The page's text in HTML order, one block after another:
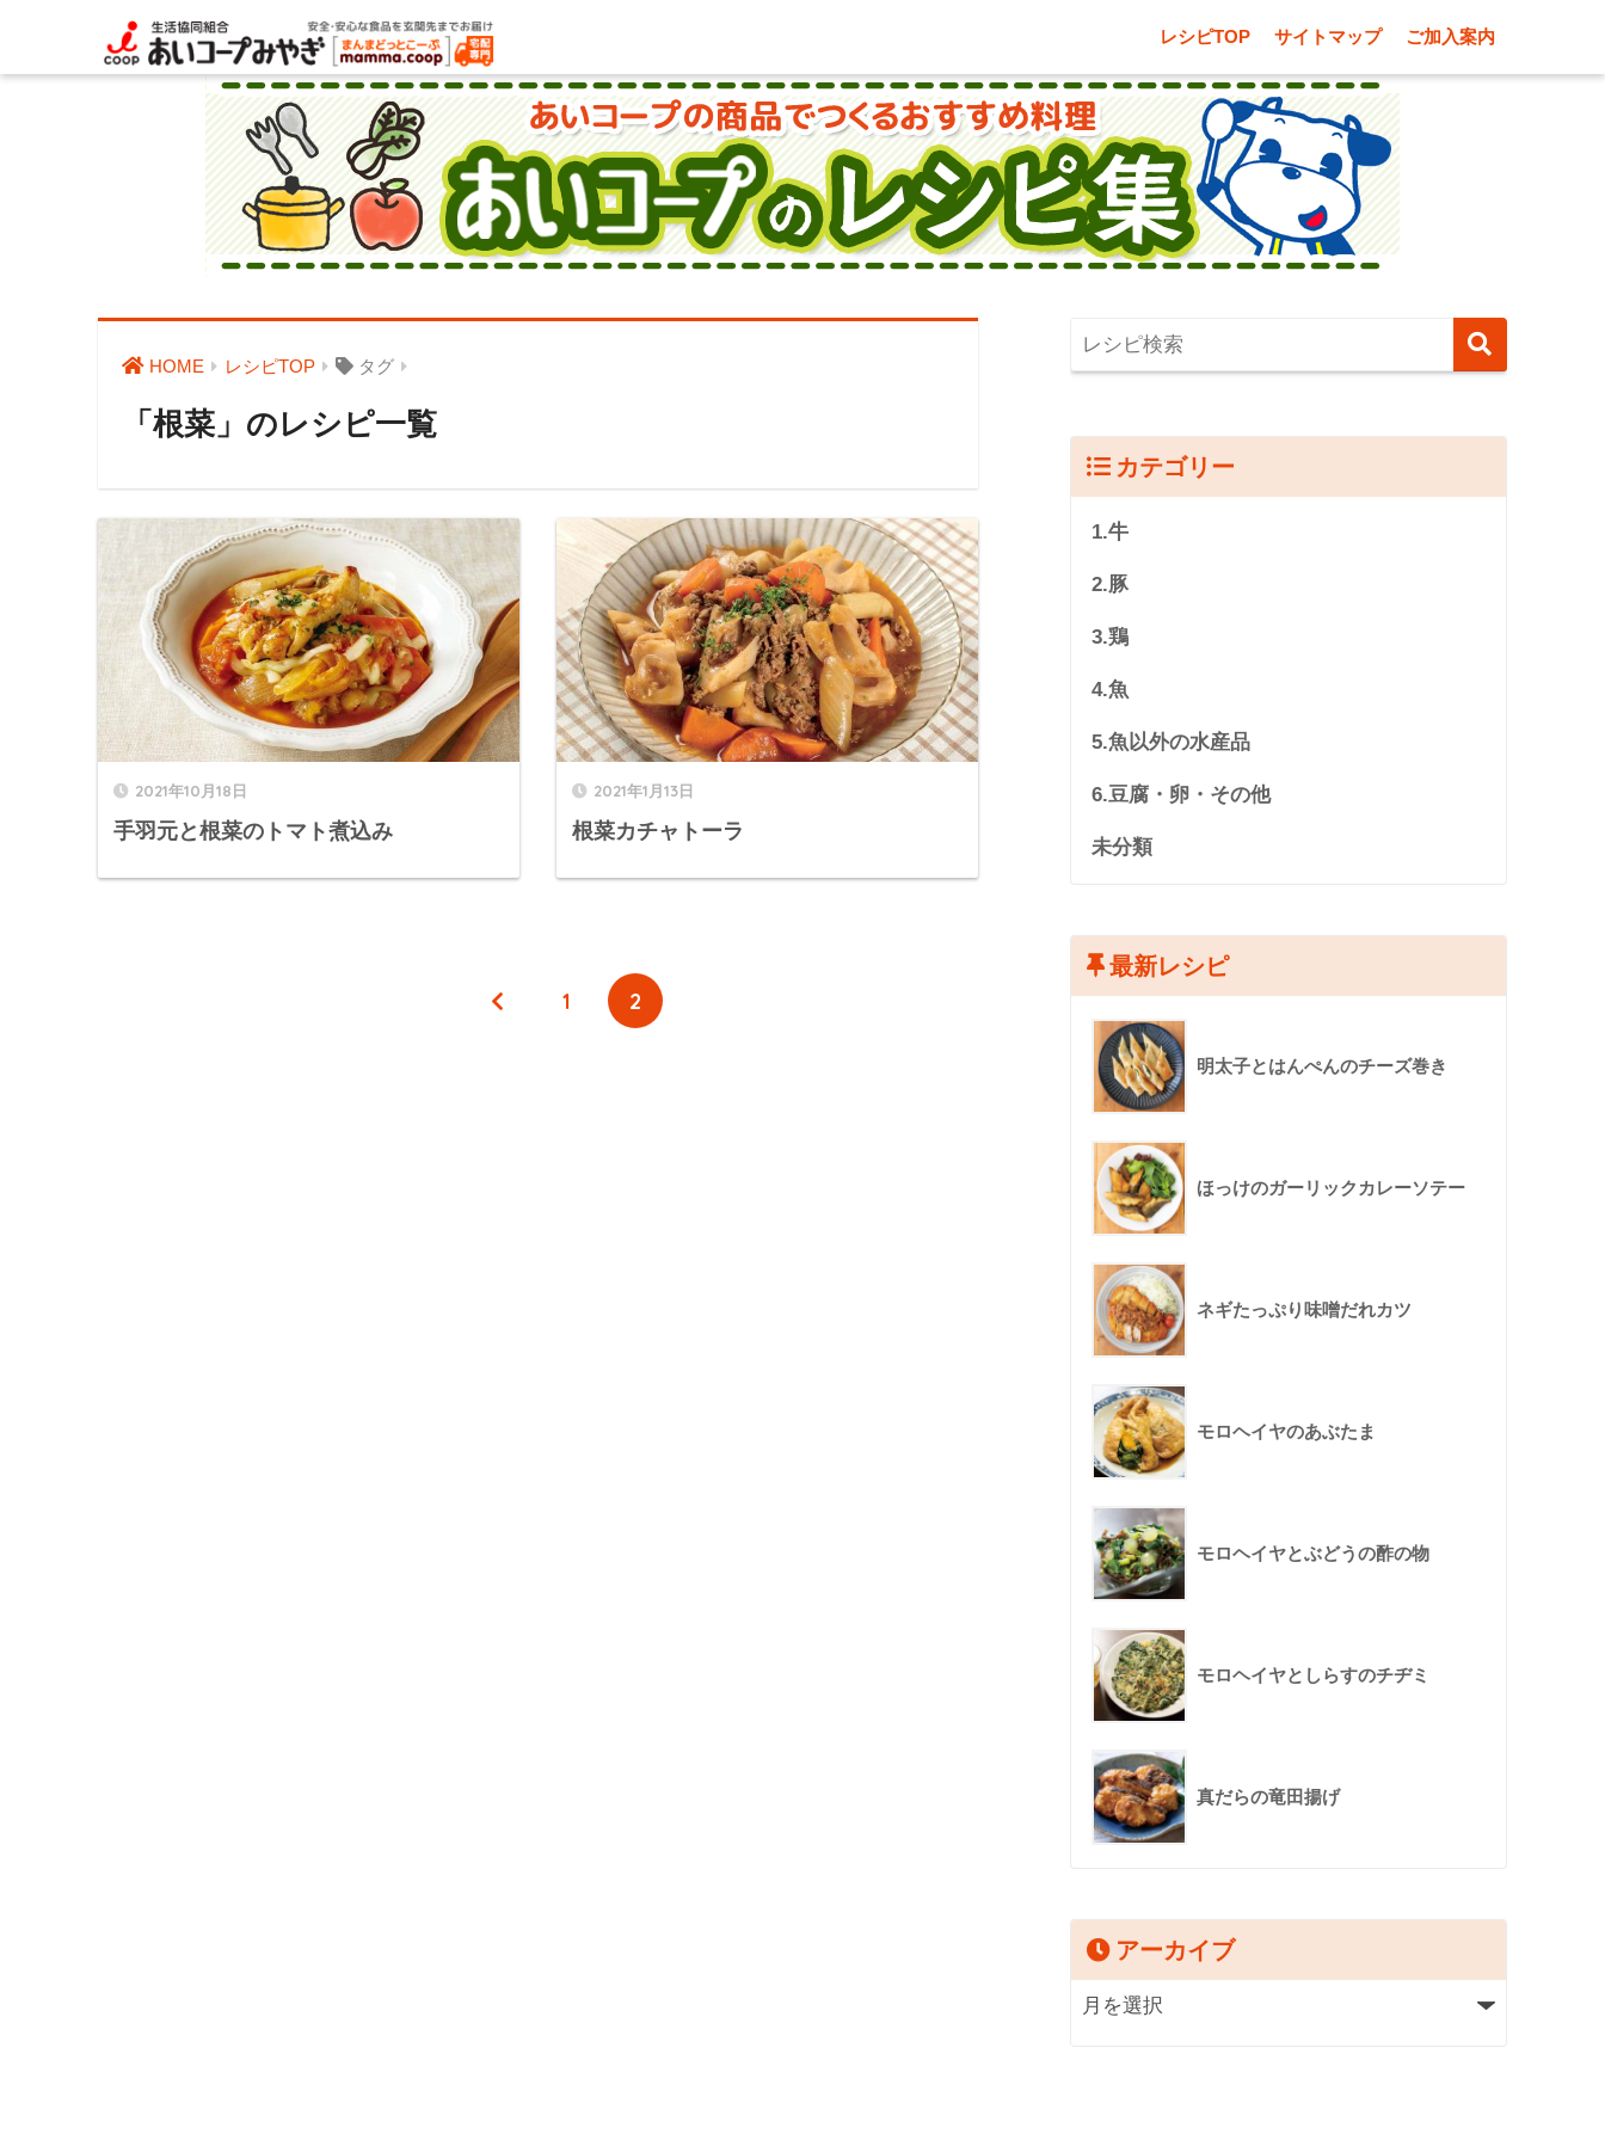
レシピTOP サイトマップ ご加入案内
HOME レシピTOP タグ
「根菜」のレシピ一覧
2021年10月18日
手羽元と根菜のトマト煮込み
2021年1月13日
根菜カチャトーラ
1 2
カテゴリー
1.牛
2.豚
3.鶏
4.魚
5.魚以外の水産品
6.豆腐・卵・その他
未分類
最新レシピ
明太子とはんぺんのチーズ巻き
ほっけのガーリックカレーソテー
ネギたっぷり味噌だれカツ
モロヘイヤのあぶたま
モロヘイヤとぶどうの酢の物
モロヘイヤとしらすのチヂミ
真だらの竜田揚げ
アーカイブ